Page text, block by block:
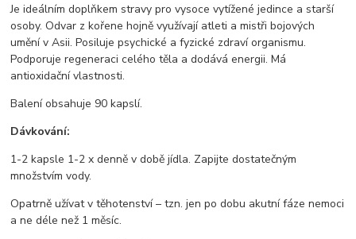
Je ideálním doplňkem stravy pro vysoce vytížené jedince a starší
osoby. Odvar z kořene hojně využívají atleti a mistři bojových
umění v Asii. Posiluje psychické a fyzické zdraví organismu.
Podporuje regeneraci celého těla a dodává energii. Má
antioxidační vlastnosti.
Balení obsahuje 90 kapslí.
Dávkování:
1-2 kapsle 1-2 x denně v době jídla. Zapijte dostatečným
množstvím vody.
Opatrně užívat v těhotenství – tzn. jen po dobu akutní fáze nemoci
a ne déle než 1 měsíc.